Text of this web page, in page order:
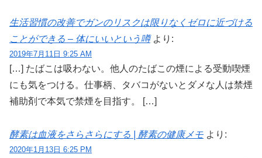
生活習慣の改善でガンのリスクは限りなくゼロに近づける
ことができる – 体にいいという噂 より:
2019年7月11日 9:25 AM
[…] たばこは吸わない。他人のたばこの煙による受動喫煙
にも気をつける。仕事柄、タバコがないとダメな人は禁煙
補助剤で本気で禁煙を目指す。 […]
酵素は血液をさらさらにする | 酵素の健康メモ より:
2020年1月13日 6:25 PM